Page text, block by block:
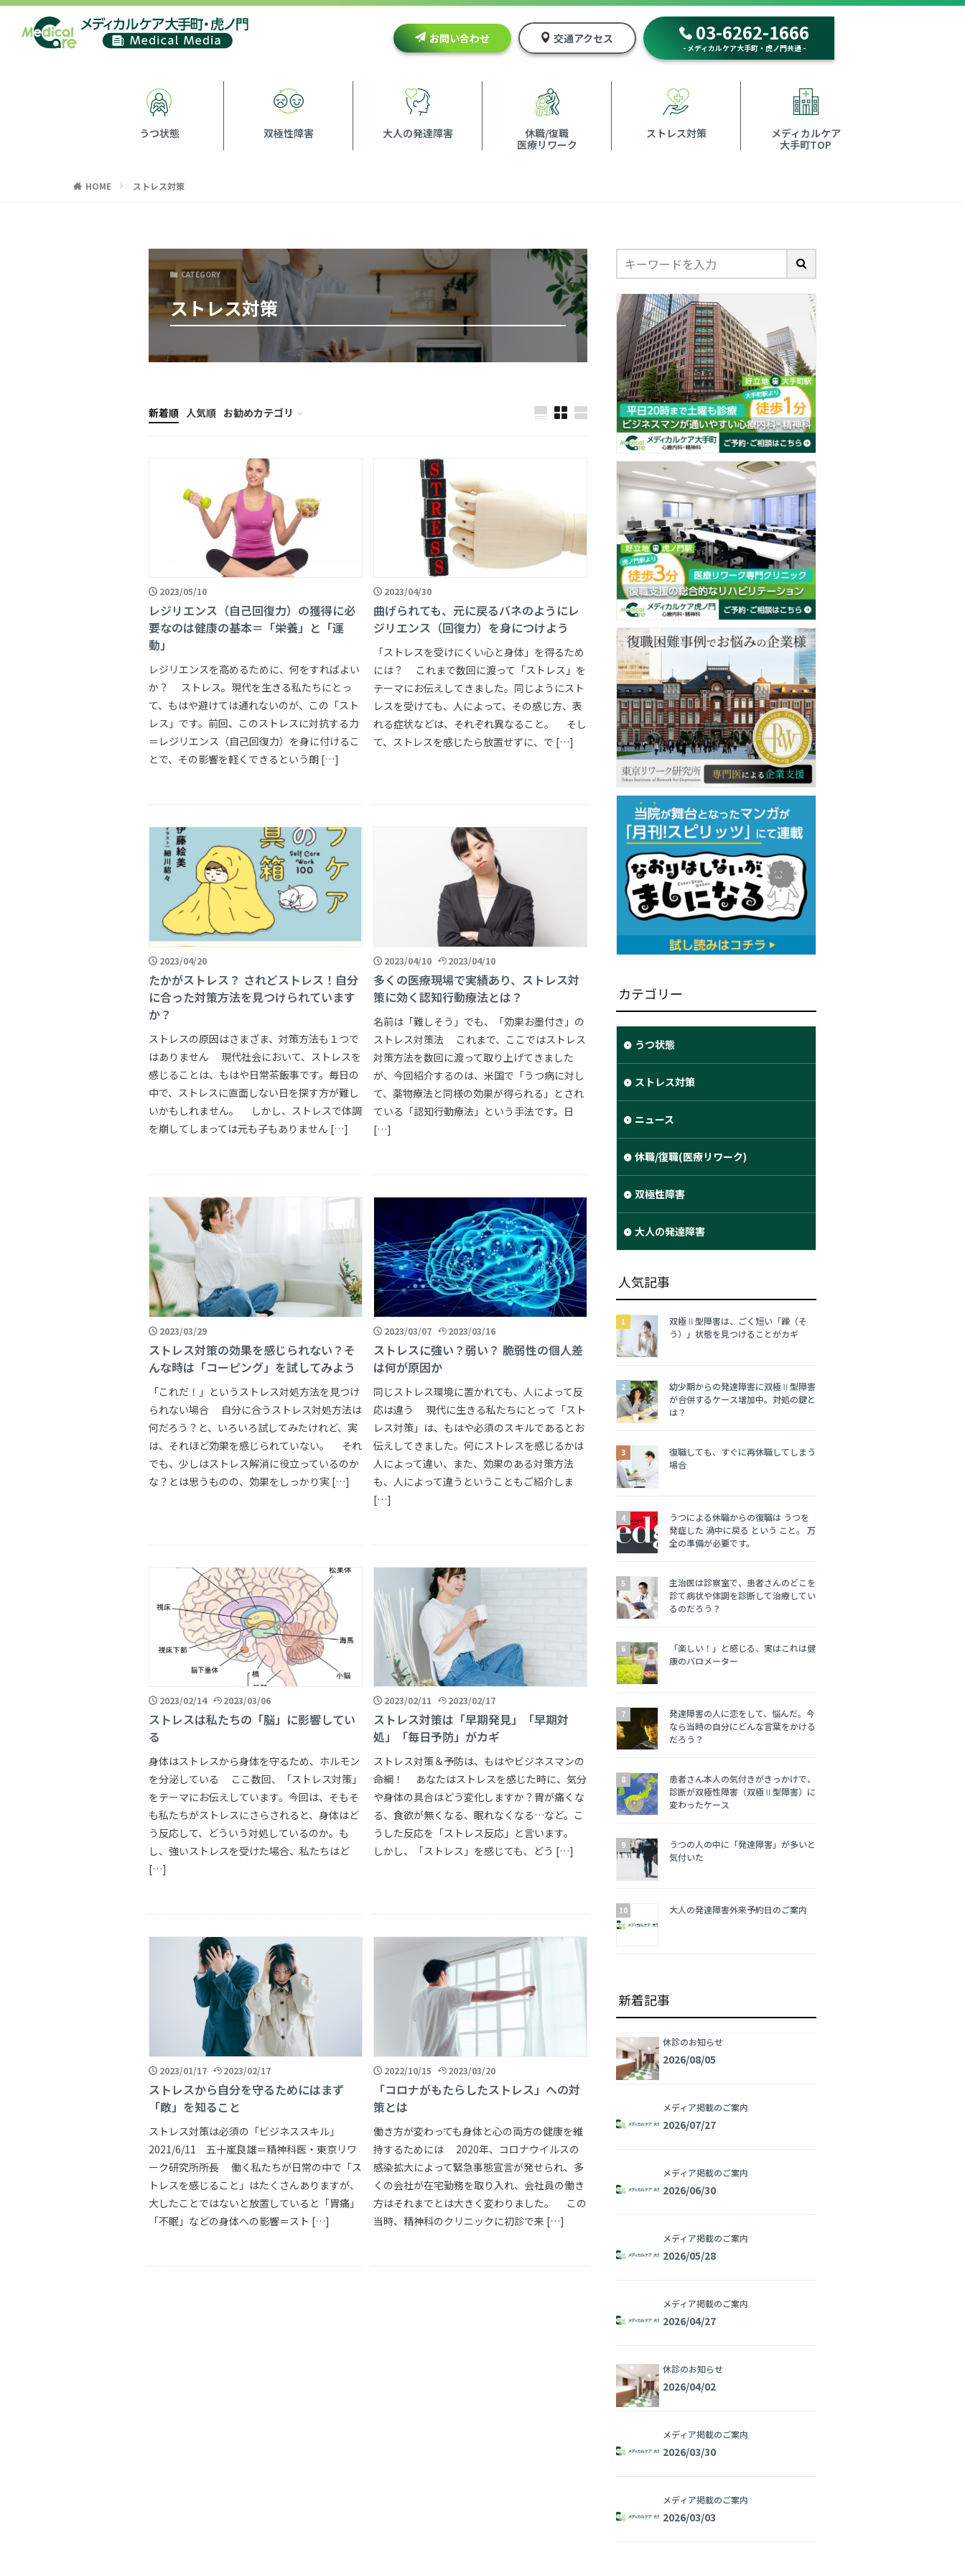
お問い合わせ 交通アクセス 03-6262-1666
- メディカルケア大手町・虎ノ門共通 -
うつ状態 双極性障害 大人の発達障害
休職/復職
医療リワーク
ストレス対策
メディカルケア
大手町TOP
HOME ストレス対策
CATEGORY
ストレス対策
新着順 人気順 お勧めカテゴリ
ニュース
2023/05/10
レジリエンス（自己回復力）の獲得に必
要なのは健康の基本＝「栄養」と「運
動」
レジリエンスを高めるために、何をすればよい
か？ ストレス―――。現代を生きる私たちにとっ
て、もはや避けては通れないのが、この「スト
レス」です。前回、このストレスに対抗する力
＝レジリエンス（自己回復力）を身に付けるこ
とで、その影響を軽くできるという朗 […]
2023/04/30
曲げられても、元に戻るバネのようにレ
ジリエンス（回復力）を身につけよう
「ストレスを受けにくい心と身体」を得るため
には？ これまで数回に渡って「ストレス」を
テーマにお伝えしてきました。同じようにスト
レスを受けても、人によって、その感じ方、表
れる症状などは、それぞれ異なること。 そし
て、ストレスを感じたら放置せずに、で […]
2023/04/20
たかがストレス？ されどストレス！自分
に合った対策方法を見つけられています
か？
ストレスの原因はさまざま、対策方法も１つで
はありません 現代社会において、ストレスを
感じることは、もはや日常茶飯事です。毎日の
中で、ストレスに直面しない日を探す方が難し
いかもしれません。 しかし、ストレスで体調
を崩してしまっては元も子もありません […]
2023/04/10 2023/04/10
多くの医療現場で実績あり、ストレス対
策に効く認知行動療法とは？
名前は「難しそう」でも、「効果お墨付き」の
ストレス対策法 これまで、ここではストレス
対策方法を数回に渡って取り上げてきました
が、今回紹介するのは、米国で「うつ病に対し
て、薬物療法と同様の効果が得られる」とされ
ている「認知行動療法」という手法です。日
[…]
2023/03/29
ストレス対策の効果を感じられない？そ
んな時は「コーピング」を試してみよう
「これだ！」というストレス対処方法を見つけ
られない場合 自分に合うストレス対処方法は
何だろう？と、いろいろ試してみたけれど、実
は、それほど効果を感じられていない。 それ
でも、少しはストレス解消に役立っているのか
な？とは思うものの、効果をしっかり実 […]
2023/03/07 2023/03/16
ストレスに強い？弱い？ 脆弱性の個人差
は何が原因か
同じストレス環境に置かれても、人によって反
応は違う 現代に生きる私たちにとって「スト
レス対策」は、もはや必須のスキルであるとお
伝えしてきました。何にストレスを感じるかは
人によって違い、また、効果のある対策方法
も、人によって違うということもご紹介しま
[…]
2023/02/14 2023/03/06
ストレスは私たちの「脳」に影響してい
る
身体はストレスから身体を守るため、ホルモン
を分泌している ここ数回、「ストレス対策」
をテーマにお伝えしています。今回は、そもそ
も私たちがストレスにさらされると、身体はど
う反応して、どういう対処しているのか。も
し、強いストレスを受けた場合、私たちはど
[…]
2023/02/11 2023/02/17
ストレス対策は「早期発見」「早期対
処」「毎日予防」がカギ
ストレス対策＆予防は、もはやビジネスマンの
命綱！ あなたはストレスを感じた時に、気分
や身体の具合はどう変化しますか？胃が痛くな
る、食欲が無くなる、眠れなくなる…など。こ
うした反応を「ストレス反応」と言います。
しかし、「ストレス」を感じても、どう […]
2023/01/17 2023/02/17
ストレスから自分を守るためにはまず
「敵」を知ること
ストレス対策は必須の「ビジネススキル」
2021/6/11 五十嵐良雄＝精神科医・東京リワ
ーク研究所所長 働く私たちが日常の中で「ス
トレスを感じること」はたくさんありますが、
大したことではないと放置していると「胃痛」
「不眠」などの身体への影響＝スト […]
2022/10/15 2023/03/20
「コロナがもたらしたストレス」への対
策とは
働き方が変わっても身体と心の両方の健康を維
持するためには 2020年、コロナウイルスの
感染拡大によって緊急事態宣言が発せられ、多
くの会社が在宅勤務を取り入れ、会社員の働き
方はそれまでとは大きく変わりました。 この
当時、精神科のクリニックに初診で来 […]
カテゴリー
うつ状態
ストレス対策
ニュース
休職/復職(医療リワーク)
双極性障害
大人の発達障害
人気記事
双極Ⅱ型障害は、ごく短い「躁（そ
う）」状態を見つけることがカギ
幼少期からの発達障害に双極Ⅱ型障害
が合併するケース増加中。対処の鍵と
は？
復職しても、すぐに再休職してしまう
場合
うつによる休職からの復職は うつを
発症した 渦中に戻る という こと。 万
全の準備が必要です。
主治医は診察室で、患者さんのどこを
診て病状や体調を診断して治療してい
るのだろう？
「楽しい！」と感じる、実はこれは健
康のバロメーター
発達障害の人に恋をして、悩んだ。今
なら当時の自分にどんな言葉をかける
だろう？
患者さん本人の気付きがきっかけで、
診断が双極性障害（双極Ⅱ型障害）に
変わったケース
うつの人の中に「発達障害」が多いと
気付いた
大人の発達障害外来予約日のご案内
新着記事
休診のお知らせ
2026/08/05
メディア掲載のご案内
2026/07/27
メディア掲載のご案内
2026/06/30
メディア掲載のご案内
2026/05/28
メディア掲載のご案内
2026/04/27
休診のお知らせ
2026/04/02
メディア掲載のご案内
2026/03/30
メディア掲載のご案内
2026/03/03